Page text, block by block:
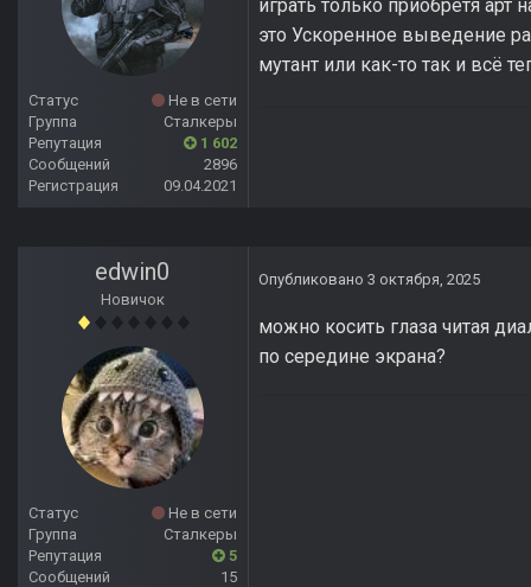
Статус
Не в сети
Группа
Сталкеры
Репутация
1 602
Сообщений
2896
Регистрация
09.04.2021
играть только приобретя
это Ускоренное выведение
мутант или как-то так и всё
edwin0
Новичок
Статус
Не в сети
Группа
Сталкеры
Репутация
5
Сообщений
15
Опубликовано 3 октября, 2025
можно косить глаза читая
по середине экрана?